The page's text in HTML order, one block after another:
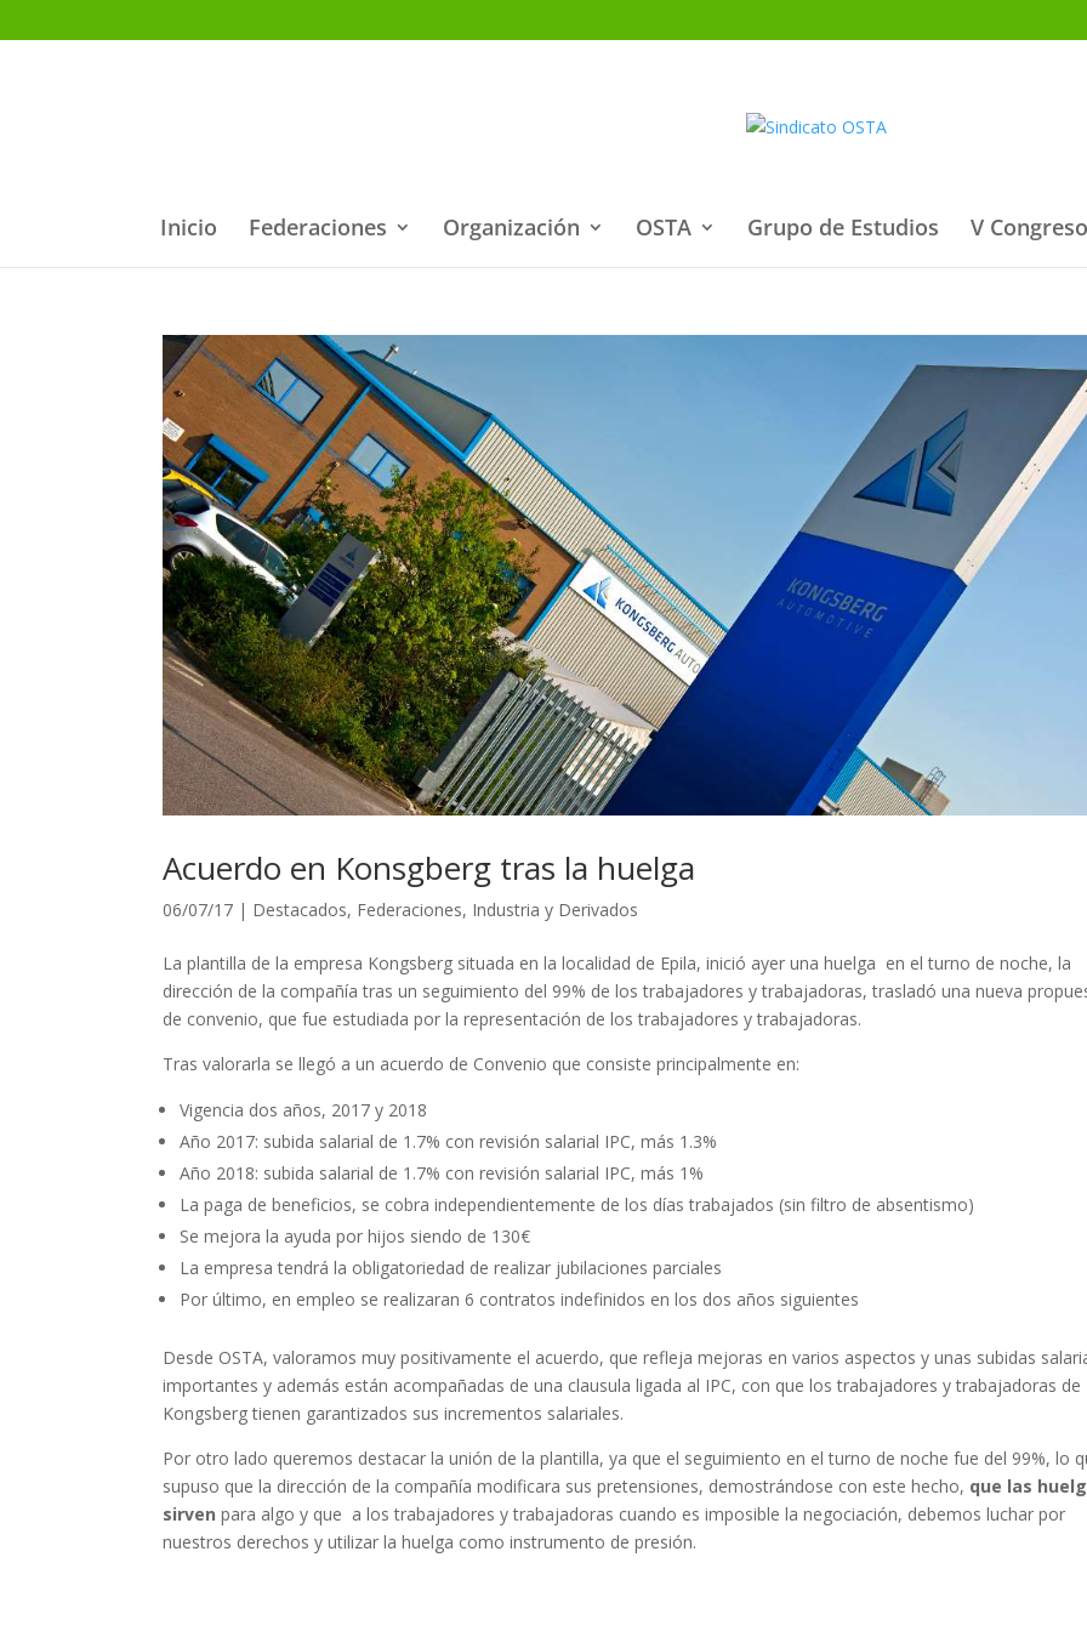
Inicio Federaciones Organización OSTA Grupo de Estudios V
Acuerdo en Konsgberg tras la huelga
06/07/17 | Destacados, Federaciones, Industria y Derivados
La plantilla de la empresa Kongsberg situada en la localidad de Epila, inició ayer una huelga en el turno de noche, la
dirección de la compañía tras un seguimiento del 99% de los trabajadores y trabajadoras, trasladó una nueva
de convenio, que fue estudiada por la representación de los trabajadores y trabajadoras.
Tras valorarla se llegó a un acuerdo de Convenio que consiste principalmente en:
Vigencia dos años, 2017 y 2018
Año 2017: subida salarial de 1.7% con revisión salarial IPC, más 1.3%
Año 2018: subida salarial de 1.7% con revisión salarial IPC, más 1%
La paga de beneficios, se cobra independientemente de los días trabajados (sin filtro de absentismo)
Se mejora la ayuda por hijos siendo de 130€
La empresa tendrá la obligatoriedad de realizar jubilaciones parciales
Por último, en empleo se realizaran 6 contratos indefinidos en los dos años siguientes
Desde OSTA, valoramos muy positivamente el acuerdo, que refleja mejoras en varios aspectos y unas subidas
importantes y además están acompañadas de una clausula ligada al IPC, con que los trabajadores y trabajadoras de
Kongsberg tienen garantizados sus incrementos salariales.
Por otro lado queremos destacar la unión de la plantilla, ya que el seguimiento en el turno de noche fue del 99%, lo
supuso que la dirección de la compañía modificara sus pretensiones, demostrándose con este hecho, que las
sirven para algo y que a los trabajadores y trabajadoras cuando es imposible la negociación, debemos luchar por
nuestros derechos y utilizar la huelga como instrumento de presión.